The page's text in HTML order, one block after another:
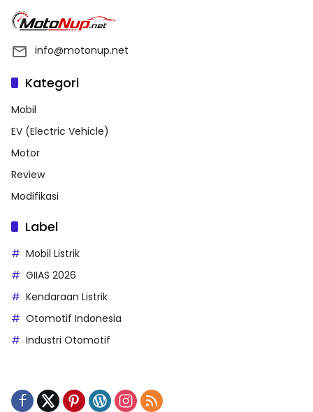
info@motonup.net
Kategori
Mobil
EV (Electric Vehicle)
Motor
Review
Modifikasi
Label
Mobil Listrik
GIIAS 2026
Kendaraan Listrik
Otomotif Indonesia
Industri Otomotif